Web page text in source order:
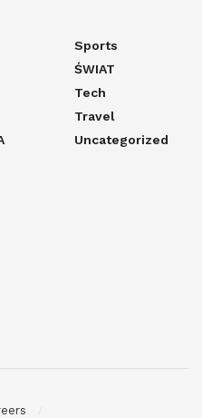
Sports
ŚWIAT
Tech
Travel
Uncategorized